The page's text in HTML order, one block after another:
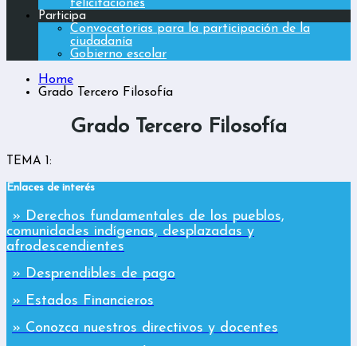
felicitaciones
Participa
Convocatorias para la participación de la
ciudadanía
Gobierno escolar
Home
Grado Tercero Filosofía
Grado Tercero Filosofía
TEMA 1:
Enlaces de interés
» Derechos fundamentales de los pueblos,
comunidades indígenas, desplazadas y
afrodescendientes
» Desprendibles de pago
» Estados Financieros
» Conozca nuestros directivos y docentes